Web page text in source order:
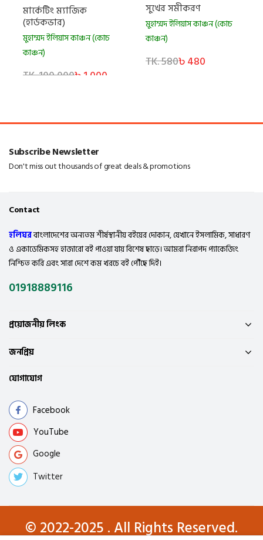
মার্কেটিং ম্যাজিক
(হার্ডকভার)
মুহাম্মদ ইলিয়াস কাঞ্চন (কোচ
কাঞ্চন)
TK. 100,000৳ 1,000
সুখের সমীকরণ
মুহাম্মদ ইলিয়াস কাঞ্চন (কোচ
কাঞ্চন)
TK. 580৳ 480
Subscribe Newsletter
Don't miss out thousands of great deals & promotions
Contact
হলিঘরবাংলাদেশের অন্যতম শীর্ষস্থানীয় বইয়ের দোকান, যেখানে ইসলামিক, সাধারণ
ও একাডেমিকসহ হাজারো বই পাওয়া যায় বিশেষ ছাড়ে। আমরা নিরাপদ প্যাকেজিং
নিশ্চিত করি এবং সারা দেশে কম খরচে বই পৌঁছে দিই।
01918889116
প্রয়োজনীয় লিংক
জনপ্রিয়
যোগাযোগ
Facebook
YouTube
Google
Twitter
© 2022-2025 . All Rights Reserved.